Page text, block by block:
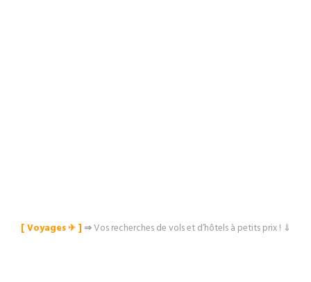
[ Voyages ✈︎ ]⇒Vos recherches de vols et d’hôtels à petits prix ! ⇓